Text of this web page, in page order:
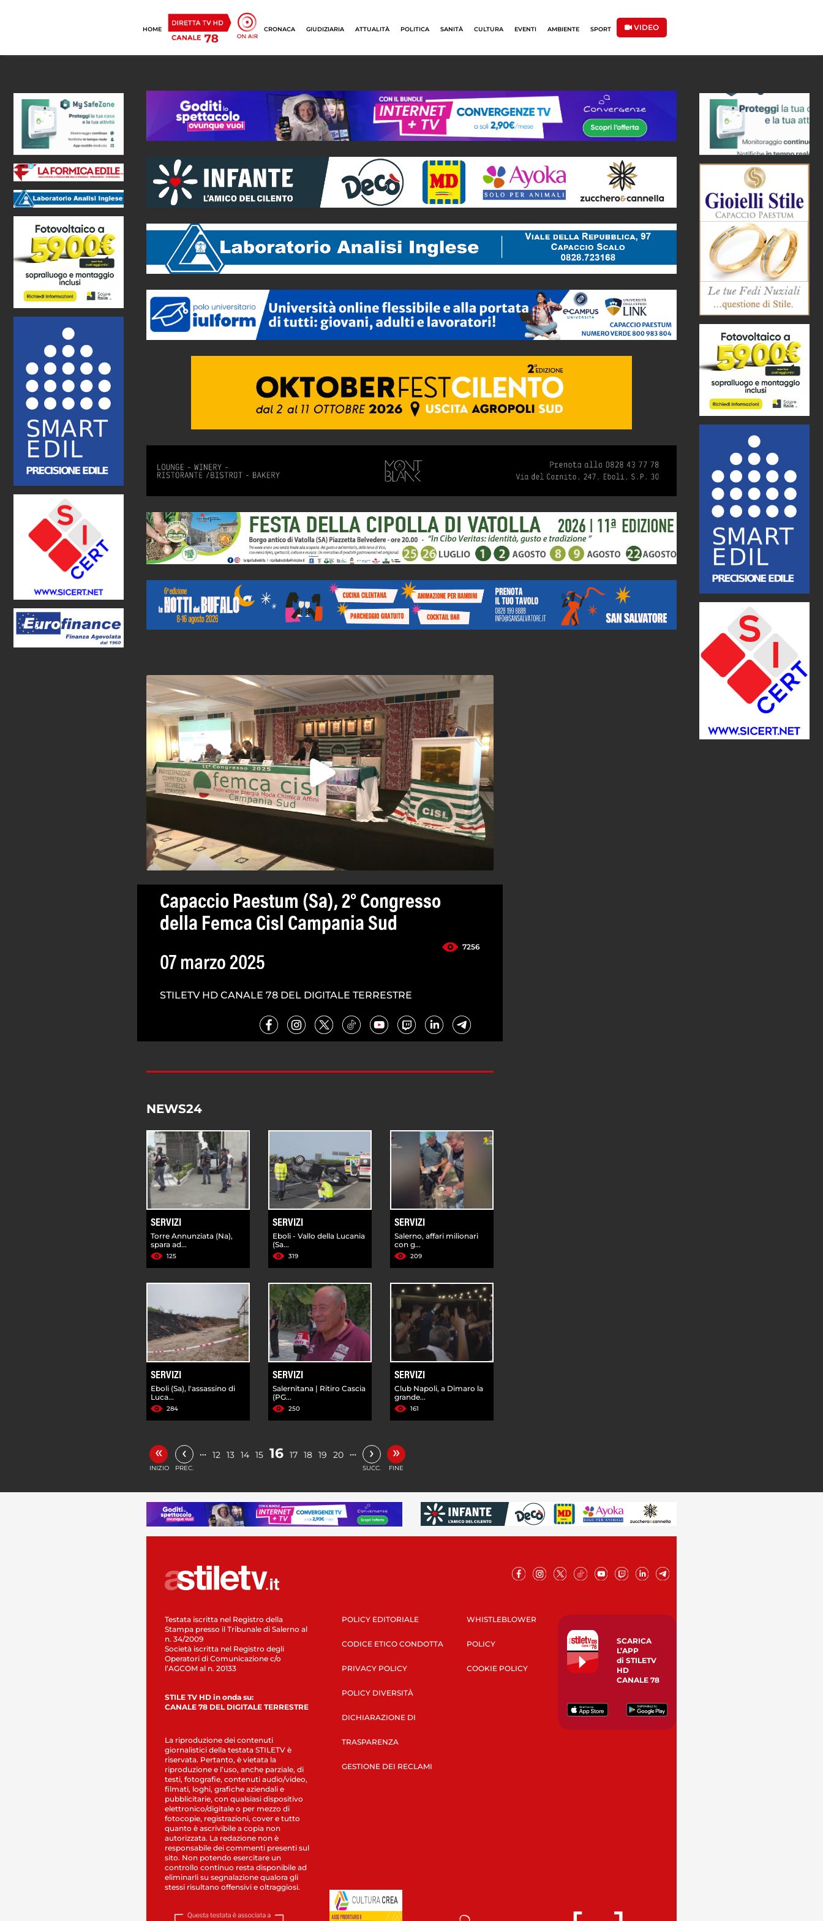
HOME CRONACA GIUDIZIARIA ATTUALITÀ POLITICA SANITÀ CULTURA EVENTI AMBIENTE SPORT VIDEO
Capaccio Paestum (Sa), 2° Congresso
della Femca Cisl Campania Sud
7256
07 marzo 2025
STILETV HD CANALE 78 DEL DIGITALE TERRESTRE
NEWS24
SERVIZI
Torre Annunziata (Na),
spara ad...
125
SERVIZI
Eboli - Vallo della Lucania
(Sa...
319
SERVIZI
Salerno, affari milionari
con g...
209
SERVIZI
Eboli (Sa), l'assassino di
Luca...
284
SERVIZI
Salernitana | Ritiro Cascia
(PG...
250
SERVIZI
Club Napoli, a Dimaro la
grande...
161
«
INIZIO
‹
PREC.
… 12 13 14 15 16 17 18 19 20 … ›
SUCC.
»
FINE
Testata iscritta nel Registro della
Stampa presso il Tribunale di Salerno al
n. 34/2009
Società iscritta nel Registro degli
Operatori di Comunicazione c/o
l’AGCOM al n. 20133
STILE TV HD in onda su:
CANALE 78 DEL DIGITALE TERRESTRE
La riproduzione dei contenuti
giornalistici della testata STILETV è
riservata. Pertanto, è vietata la
riproduzione e l’uso, anche parziale, di
testi, fotografie, contenuti audio/video,
filmati, loghi, grafiche aziendali e
pubblicitarie, con qualsiasi dispositivo
elettronico/digitale o per mezzo di
fotocopie, registrazioni, cover e tutto
quanto è ascrivibile a copia non
autorizzata. La redazione non è
responsabile dei commenti presenti sul
sito. Non potendo esercitare un
controllo continuo resta disponibile ad
eliminarli su segnalazione qualora gli
stessi risultano offensivi e oltraggiosi.
POLICY EDITORIALE
CODICE ETICO CONDOTTA
PRIVACY POLICY
POLICY DIVERSITÀ
DICHIARAZIONE DI
TRASPARENZA
GESTIONE DEI RECLAMI
WHISTLEBLOWER
POLICY
COOKIE POLICY
SCARICA
L’APP
di STILETV
HD
CANALE 78